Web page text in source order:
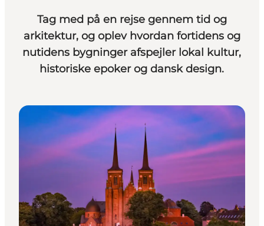
Tag med på en rejse gennem tid og
arkitektur, og oplev hvordan fortidens og
nutidens bygninger afspejler lokal kultur,
historiske epoker og dansk design.